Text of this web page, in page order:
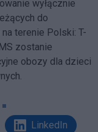
wyłącznie
do
terenie Polski: T-
zostanie
obozy dla dzieci
LinkedIn